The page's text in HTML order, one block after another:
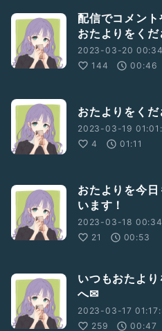
配信でコメン
おたよりをく
2023-03-20
144
00:46
おたよりをく
2023-03-19
4
01:11
おたよりを今
います！
2023-03-18
21
00:53
いつもおたよ
へ✉
2023-03-17
259
00:47